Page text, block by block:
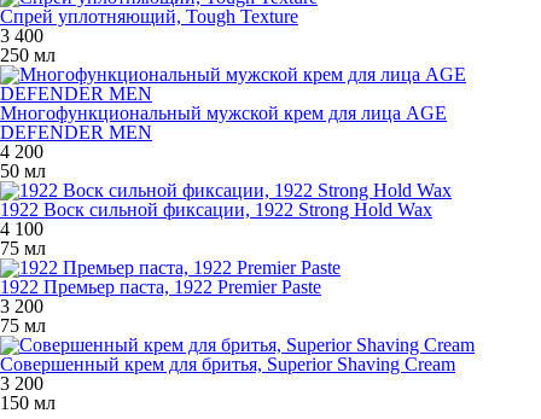
Спрей уплотняющий, Tough Texture
3 400
250 мл
Многофункциональный мужской крем для лица AGE
DEFENDER MEN
4 200
50 мл
1922 Воск сильной фиксации, 1922 Strong Hold Wax
4 100
75 мл
1922 Премьер паста, 1922 Premier Paste
3 200
75 мл
Совершенный крем для бритья, Superior Shaving Cream
3 200
150 мл